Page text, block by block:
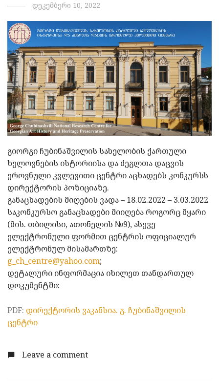
დეკემბერი 10, 2022
გიორგი ჩუბინაშვილის სახელობის ქართული
ხელოვნების ისტორიისა და ძეგლთა დაცვის
ეროვნული კვლევითი ცენტრი აცხადებს კონკურსს
დირექტორის პოზიციაზე.
განაცხადების მიღების ვადა – 18.02.2022 – 3.03.2022
საკონკურსო განაცხადები მიიღება როგორც მყარი
(მის. თბილისი, ათონელის №9), ასევე
ელექტრონული ფორმით ცენტრის ოფიციალურ
ელექტრონულ მისამართზე:
g_ch_centre@yahoo.com;
დეტალური ინფორმაცია იხილეთ თანდართულ
დოკუმენტში:
PDF: დირექტორის ვაკანსია. გ. ჩუბინაშვილის
ცენტრი
Leave a comment